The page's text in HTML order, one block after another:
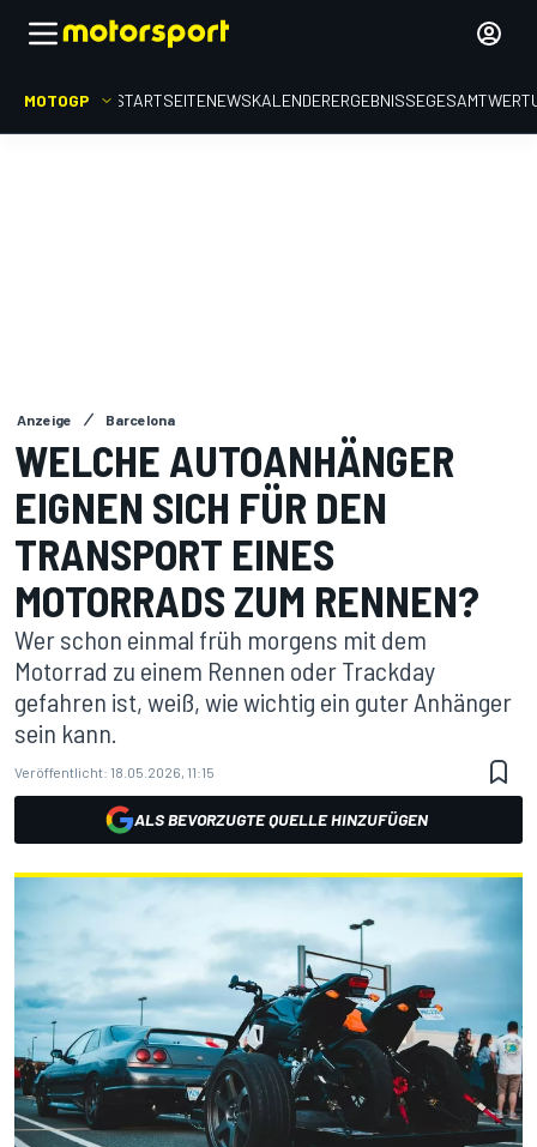
MOTOGP STARTSEITENEWSKALENDERERGEBNISSE
Anzeige Barcelona
WELCHE AUTOANHÄNGER
EIGNEN SICH FÜR DEN
TRANSPORT EINES
MOTORRADS ZUM RENNEN?
Wer schon einmal früh morgens mit dem
Motorrad zu einem Rennen oder Trackday
gefahren ist, weiß, wie wichtig ein guter Anhänger
sein kann.
Veröffentlicht: 18.05.2026, 11:15
ALS BEVORZUGTE QUELLE HINZUFÜGEN